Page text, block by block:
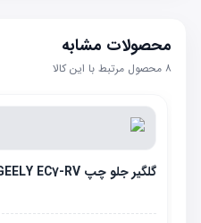
محصولات مشابه
۸ محصول مرتبط با این کالا
گلگیر جلو چپ GEELY EC7-RV